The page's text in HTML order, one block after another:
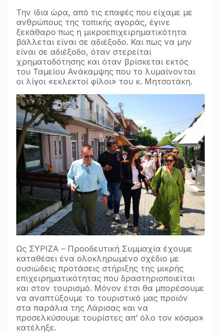
Την ίδια ώρα, από τις επαφές που είχαμε με
ανθρώπους της τοπικής αγοράς, έγινε
ξεκάθαρο πως η μικροεπιχειρηματικότητα
βάλλεται είναι σε αδιέξοδο. Και πως να μην
είναι σε αδιέξοδο, όταν στερείται
χρηματοδότησης και όταν βρίσκεται εκτός
του Ταμείου Ανάκαμψης που το λυμαίνονται
οι λίγοι «εκλεκτοί φίλοι» του κ. Μητσοτάκη.
Ως ΣΥΡΙΖΑ – Προοδευτική Συμμαχία έχουμε
καταθέσει ένα ολοκληρωμένο σχέδιο με
ουσιώδεις προτάσεις στήριξης της μικρής
επιχειρηματικότητας που δραστηριοποιείται
και στον τουρισμό. Μόνον έτσι θα μπορέσουμε
να αναπτύξουμε το τουριστικό μας προϊόν
στα παράλια της Λάρισας και να
προσελκύσουμε τουρίστες απ’ όλο τον κόσμο»
κατέληξε.